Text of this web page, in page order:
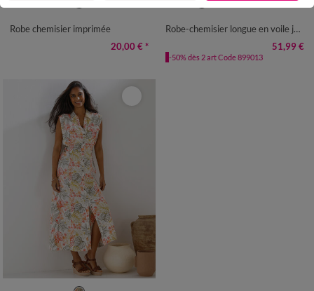
Robe chemisier imprimée
20,00 € *
40 42 44 46 48
Robe-chemisier longue en voile jacquard imprimé floral
51,99 €
-50% dès 2 art Code 899013